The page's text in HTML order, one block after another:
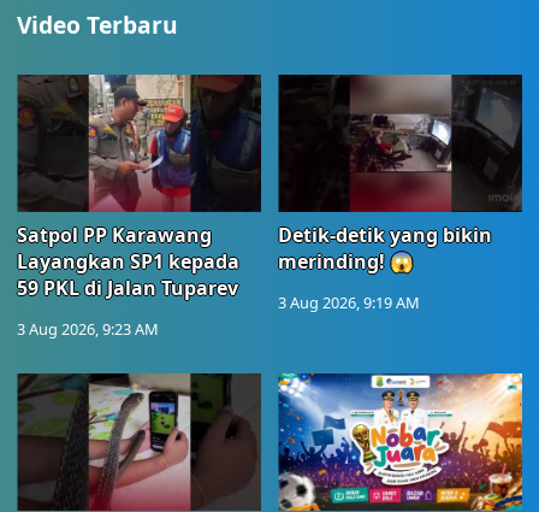
Video Terbaru
Satpol PP Karawang
Layangkan SP1 kepada
59 PKL di Jalan Tuparev
3 Aug 2026, 9:23 AM
Detik-detik yang bikin
merinding! 😱
3 Aug 2026, 9:19 AM